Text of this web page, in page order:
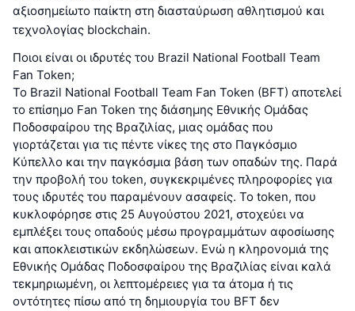
αξιοσημείωτο παίκτη στη διασταύρωση αθλητισμού και
τεχνολογίας blockchain.
Ποιοι είναι οι ιδρυτές του Brazil National Football Team
Fan Token;
Το Brazil National Football Team Fan Token (BFT) αποτελεί
το επίσημο Fan Token της διάσημης Εθνικής Ομάδας
Ποδοσφαίρου της Βραζιλίας, μιας ομάδας που
γιορτάζεται για τις πέντε νίκες της στο Παγκόσμιο
Κύπελλο και την παγκόσμια βάση των οπαδών της. Παρά
την προβολή του token, συγκεκριμένες πληροφορίες για
τους ιδρυτές του παραμένουν ασαφείς. Το token, που
κυκλοφόρησε στις 25 Αυγούστου 2021, στοχεύει να
εμπλέξει τους οπαδούς μέσω προγραμμάτων αφοσίωσης
και αποκλειστικών εκδηλώσεων. Ενώ η κληρονομιά της
Εθνικής Ομάδας Ποδοσφαίρου της Βραζιλίας είναι καλά
τεκμηριωμένη, οι λεπτομέρειες για τα άτομα ή τις
οντότητες πίσω από τη δημιουργία του BFT δεν